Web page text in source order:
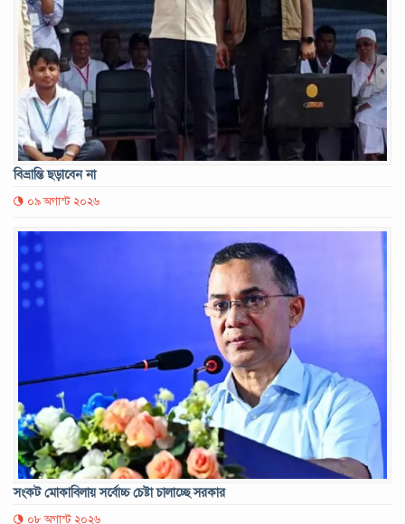
বিভ্রান্তি ছড়াবেন না
০৯ অগাস্ট ২০২৬
সংকট মোকাবিলায় সর্বোচ্চ চেষ্টা চালাচ্ছে সরকার
০৮ অগাস্ট ২০২৬